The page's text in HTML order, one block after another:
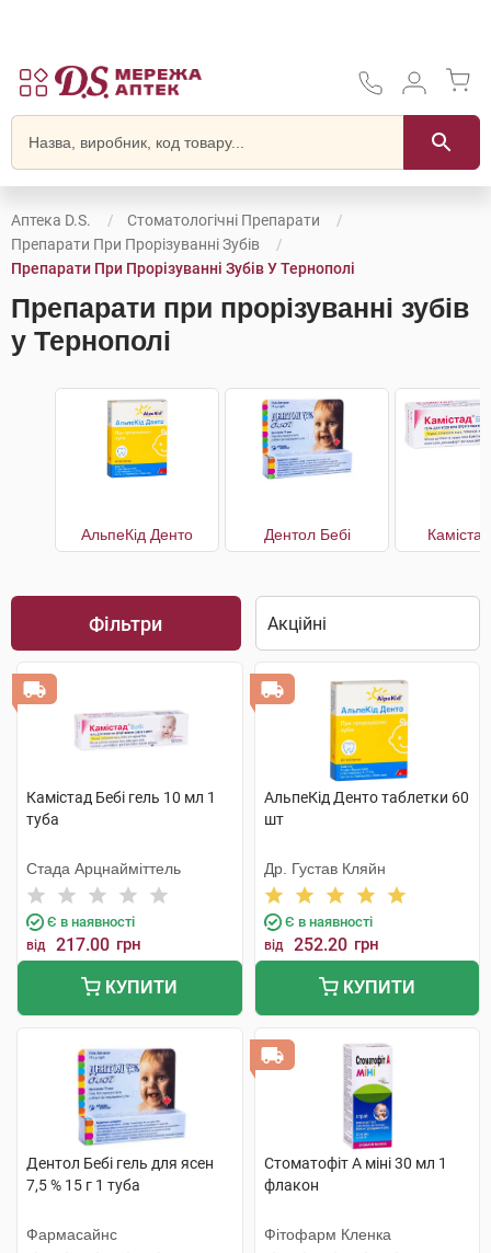
Аптека D.S.
Стоматологічні Препарати
Препарати При Прорізуванні Зубів
Препарати При Прорізуванні Зубів У Тернополі
Препарати при прорізуванні зубів
у Тернополі
АльпеКід Денто Дентол Бебі
Фільтри
Камістад Бебі гель 10 мл 1
туба
Стада Арцнайміттель
Є в наявності
від 217.00 грн
КУПИТИ
АльпеКід Денто таблетки 60
шт
Др. Густав Кляйн
Є в наявності
від 252.20 грн
КУПИТИ
Дентол Бебі гель для ясен
7,5 % 15 г 1 туба
Фармасайнс
Стоматофіт А міні 30 мл 1
флакон
Фітофарм Кленка